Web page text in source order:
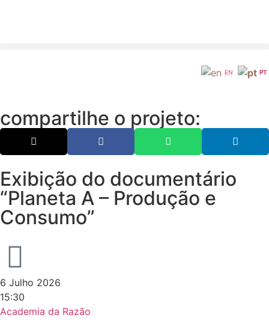
EN PT
compartilhe o projeto:
Exibição do documentário
“Planeta A – Produção e
Consumo”
6 Julho 2026
15:30
Academia da Razão